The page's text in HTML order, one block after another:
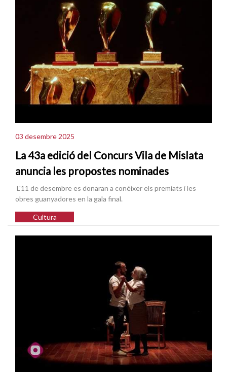
03 desembre 2025
La 43a edició del Concurs Vila de Mislata
anuncia les propostes nominades
L'11 de desembre es donaran a conéixer els premiats i les
obres guanyadores en la gala final.
Cultura